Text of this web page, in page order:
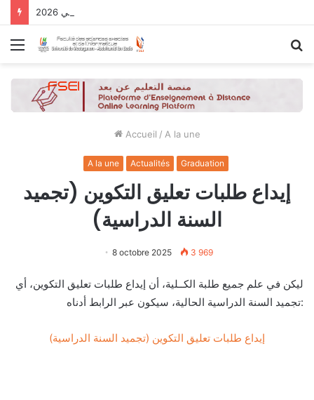
نتائج الدورة التاسعة للحصول على التأهيل الجامعي 2026
Menu
Accueil / A la une
A la une Actualités Graduation
إيداع طلبات تعليق التكوين (تجميد
السنة الدراسية)
8 octobre 2025 3 969
ليكن في علم جميع طلبة الكــلية، أن إيداع طلبات تعليق التكوين، أي
تجميد السنة الدراسية الحالية، سيكون عبر الرابط أدناه:
إيداع طلبات تعليق التكوين (تجميد السنة الدراسية)